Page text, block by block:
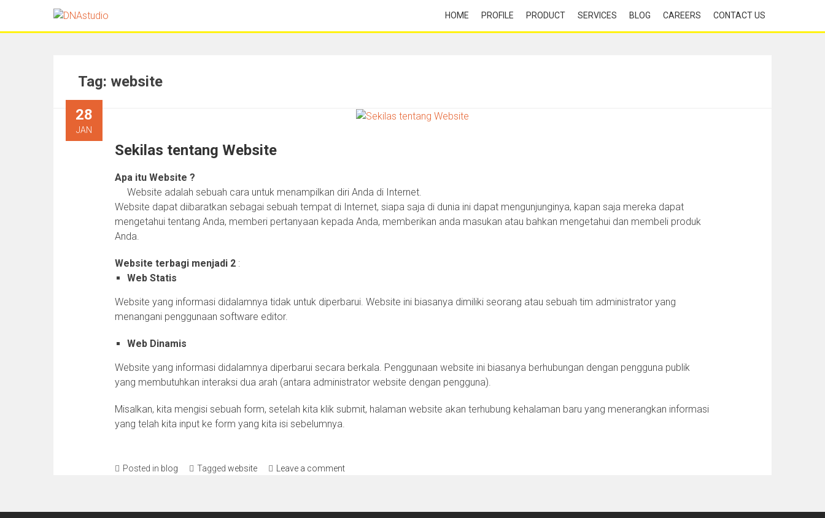
HOME PROFILE PRODUCT SERVICES BLOG CAREERS CONTACT US
Tag: website
Sekilas tentang Website
28
JAN
Apa itu Website ?
Website adalah sebuah cara untuk menampilkan diri Anda di Internet.
Website dapat diibaratkan sebagai sebuah tempat di Internet, siapa saja di dunia ini dapat mengunjunginya, kapan saja mereka dapat
mengetahui tentang Anda, memberi pertanyaan kepada Anda, memberikan anda masukan atau bahkan mengetahui dan membeli produk
Anda.
Website terbagi menjadi 2 :
Web Statis
Website yang informasi didalamnya tidak untuk diperbarui. Website ini biasanya dimiliki seorang atau sebuah tim administrator yang
menangani penggunaan software editor.
Web Dinamis
Website yang informasi didalamnya diperbarui secara berkala. Penggunaan website ini biasanya berhubungan dengan pengguna publik
yang membutuhkan interaksi dua arah (antara administrator website dengan pengguna).
Misalkan, kita mengisi sebuah form, setelah kita klik submit, halaman website akan terhubung kehalaman baru yang menerangkan informasi
yang telah kita input ke form yang kita isi sebelumnya.
Posted in blog Tagged website Leave a comment